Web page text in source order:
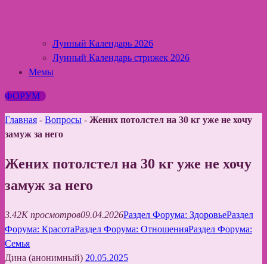
Лунный Календарь 2026
Лунный Календарь стрижек 2026
Мемы
ФОРУМ
Главная - Вопросы - Жених потолстел на 30 кг уже не хочу
замуж за него
Жених потолстел на 30 кг уже не хочу
замуж за него
3.42K просмотров09.04.2026Раздел Форума: ЗдоровьеРаздел
Форума: КрасотаРаздел Форума: ОтношенияРаздел Форума:
Семья
Дина (анонимный) 20.05.2025